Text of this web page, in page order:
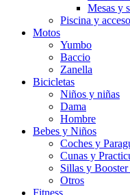
Mesas y
Piscina y
Motos
Yumbo
Baccio
Zanella
Bicicletas
Niños y niñas
Dama
Hombre
Bebes y Niños
Coches y
Cunas y
Sillas y Booster
Otros
Fitness